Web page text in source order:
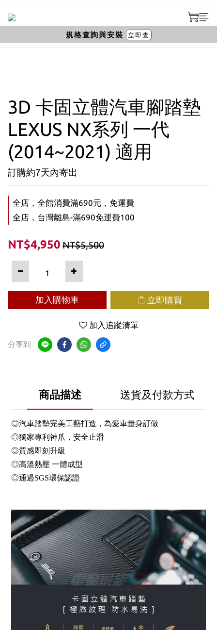
3D 卡固立體汽車腳踏墊
LEXUS NX系列 一代
(2014~2021) 適用
訂購約7天內寄出
全店，全館消費滿690元，免運費
全店，台灣離島-滿690免運費100
NT$4,950 NT$5,500
加入購物車 立即購買
加入追蹤清單
分享到
商品描述 送貨及付款方式
◎汽車踏墊完美工藝打造，為愛車量身訂做
◎獨家專利神爪，安全止滑
◎質感即刻升級
◎高溫熱壓 一體成型
◎通過SGS環保認證
規格查詢與安裝 立即查